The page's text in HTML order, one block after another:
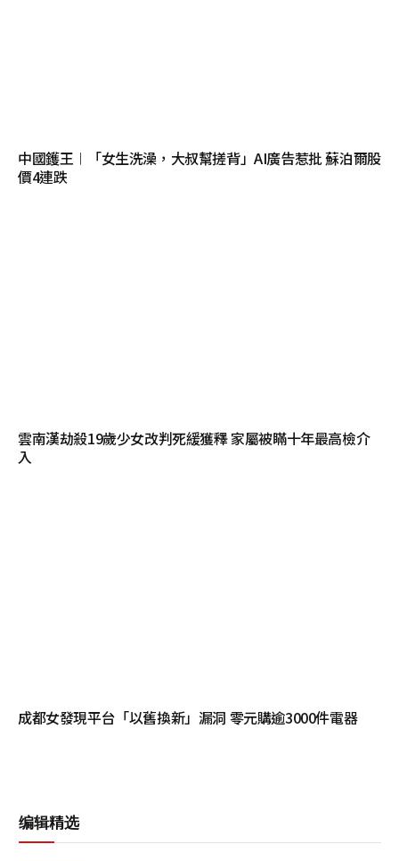
中國鑊王︱「女生洗澡，大叔幫搓背」AI廣告惹批 蘇泊爾股
價4連跌
雲南漢劫殺19歲少女改判死緩獲釋 家屬被瞞十年最高檢介
入
成都女發現平台「以舊換新」漏洞 零元購逾3000件電器
编辑精选